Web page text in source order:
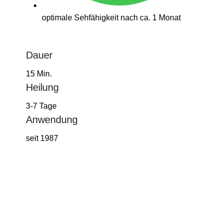
optimale Sehfähigkeit nach ca. 1 Monat
Dauer
15 Min.
Heilung
3-7 Tage
Anwendung
seit 1987